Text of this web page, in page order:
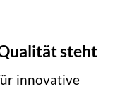
steht
innovative